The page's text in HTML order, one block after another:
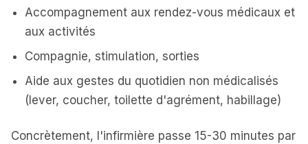
Accompagnement aux rendez-vous médicaux et
aux activités
Compagnie, stimulation, sorties
Aide aux gestes du quotidien non médicalisés
(lever, coucher, toilette d'agrément, habillage)
Concrètement, l'infirmière passe 15-30 minutes par